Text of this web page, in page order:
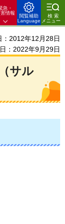
急・
害情報
閲覧補助
Language
検索
メニュー
：2012年12月28日
：2022年9月29日
サル